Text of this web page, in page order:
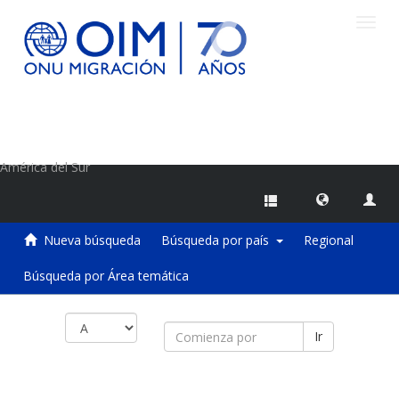
América del Sur
Nueva búsqueda Búsqueda por país Regional
Búsqueda por Área temática
Ir